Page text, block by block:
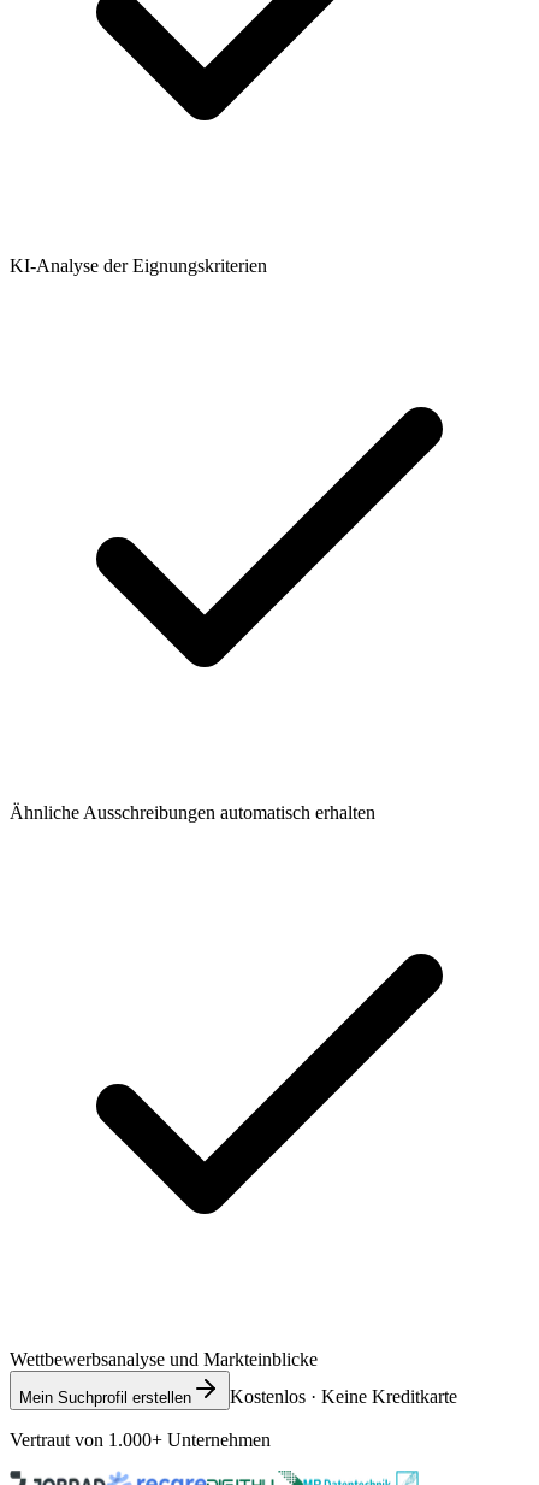
KI-Analyse der Eignungskriterien
Ähnliche Ausschreibungen automatisch erhalten
Wettbewerbsanalyse und Markteinblicke
Mein Suchprofil erstellen Kostenlos · Keine Kreditkarte
Vertraut von 1.000+ Unternehmen